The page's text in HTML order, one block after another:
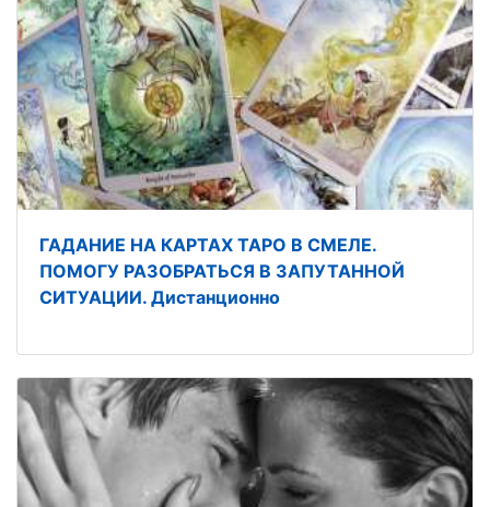
ГАДАНИЕ НА КАРТАХ ТАРО В СМЕЛЕ.
ПОМОГУ РАЗОБРАТЬСЯ В ЗАПУТАННОЙ
СИТУАЦИИ. Дистанционно